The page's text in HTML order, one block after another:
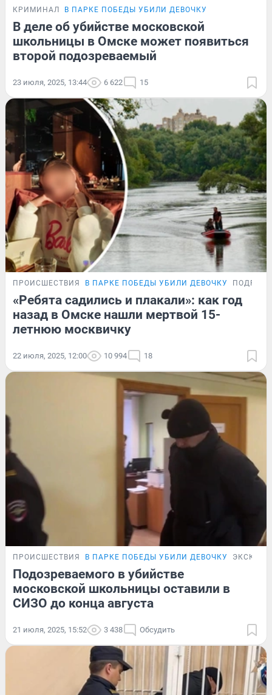
КРИМИНАЛ В ПАРКЕ ПОБЕДЫ УБИЛИ ДЕВОЧКУ
В деле об убийстве московской
школьницы в Омске может появиться
второй подозреваемый
23 июля, 2025, 13:44 6 622 15
ПРОИСШЕСТВИЯ В ПАРКЕ ПОБЕДЫ УБИЛИ ДЕВОЧКУ
«Ребята садились и плакали»: как год
назад в Омске нашли мертвой 15-
летнюю москвичку
22 июля, 2025, 12:00 10 994 18
ПРОИСШЕСТВИЯ В ПАРКЕ ПОБЕДЫ УБИЛИ ДЕВОЧКУ
Подозреваемого в убийстве
московской школьницы оставили в
СИЗО до конца августа
21 июля, 2025, 15:52 3 438 Обсудить